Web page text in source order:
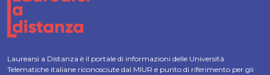
Laurearsi a Distanza è il portale di informazioni delle Università
Telematiche italiane riconosciute dal MIUR e punto di riferimento per gli